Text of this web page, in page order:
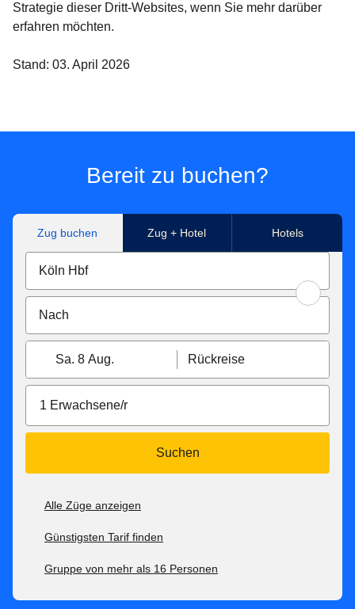
Strategie dieser Dritt-Websites, wenn Sie mehr darüber
erfahren möchten.
Stand: 03. April 2026
Bereit zu buchen?
Zug buchen Zug + Hotel Hotels
Sa. 8 Aug. Rückreise
1 Erwachsene/r
Suchen
Alle Züge anzeigen
Günstigsten Tarif finden
Gruppe von mehr als 16 Personen